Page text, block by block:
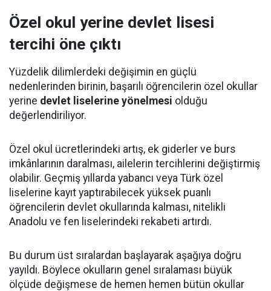
Özel okul yerine devlet lisesi
tercihi öne çıktı
Yüzdelik dilimlerdeki değişimin en güçlü
nedenlerinden birinin, başarılı öğrencilerin özel okullar
yerine devlet liselerine yönelmesi olduğu
değerlendiriliyor.
Özel okul ücretlerindeki artış, ek giderler ve burs
imkânlarının daralması, ailelerin tercihlerini değiştirmiş
olabilir. Geçmiş yıllarda yabancı veya Türk özel
liselerine kayıt yaptırabilecek yüksek puanlı
öğrencilerin devlet okullarında kalması, nitelikli
Anadolu ve fen liselerindeki rekabeti artırdı.
Bu durum üst sıralardan başlayarak aşağıya doğru
yayıldı. Böylece okulların genel sıralaması büyük
ölçüde değişmese de hemen hemen bütün okullar